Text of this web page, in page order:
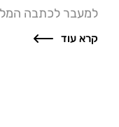
למעבר לכתבה
קרא עוד